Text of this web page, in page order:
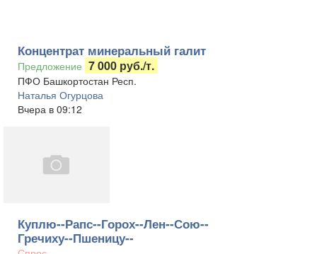
Концентрат минеральный галит
Предложение 7 000 руб./т.
ПФО Башкортостан Респ.
Наталья Огурцова
Вчера в 09:12
Куплю--Рапс--Горох--Лен--Сою--
Гречиху--Пшеницу--